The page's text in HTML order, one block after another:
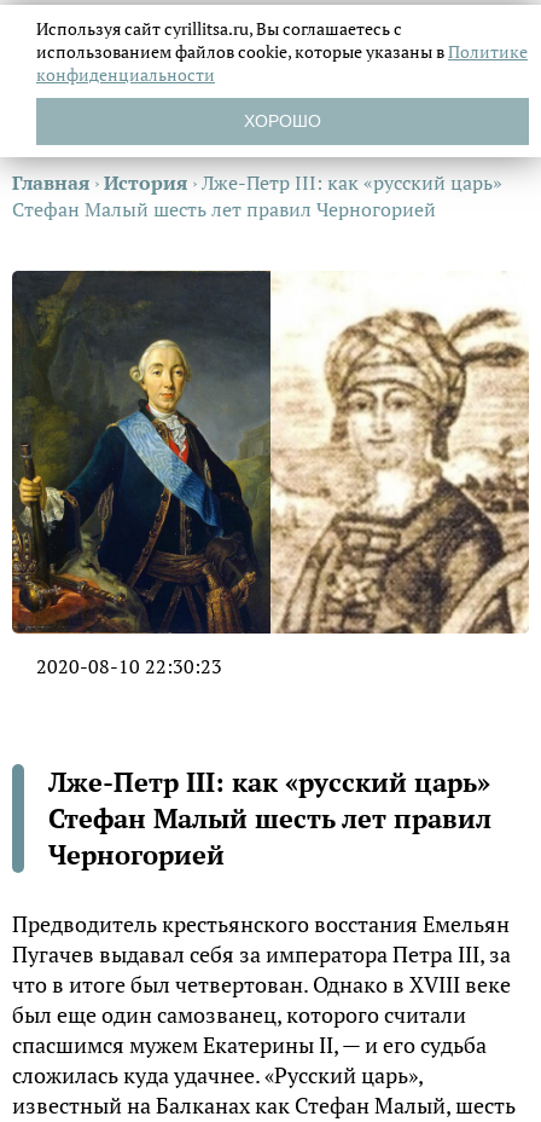
Главная ›История ›Лже-Петр III: как «русский царь»
Стефан Малый шесть лет правил Черногорией
2020-08-10 22:30:23
Лже-Петр III: как «русский царь»
Стефан Малый шесть лет правил
Черногорией
Предводитель крестьянского восстания Емельян
Пугачев выдавал себя за императора Петра III, за
что в итоге был четвертован. Однако в XVIII веке
был еще один самозванец, которого считали
спасшимся мужем Екатерины II, — и его судьба
сложилась куда удачнее. «Русский царь»,
известный на Балканах как Стефан Малый, шесть
Используя сайт cyrillitsa.ru, Вы соглашаетесь с
использованием файловcookie, которые указаны вПолитике
конфиденциальности
ХОРОШО